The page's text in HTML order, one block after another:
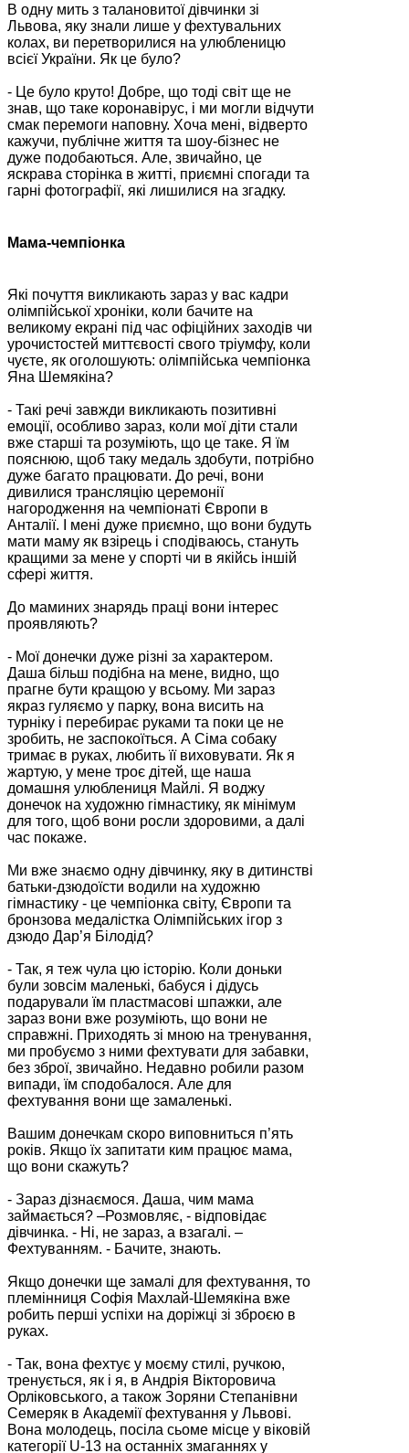
В одну мить з талановитої дівчинки зі
Львова, яку знали лише у фехтувальних
колах, ви перетворилися на улюбленицю
всієї України. Як це було?
- Це було круто! Добре, що тоді світ ще не
знав, що таке коронавірус, і ми могли відчути
смак перемоги наповну. Хоча мені, відверто
кажучи, публічне життя та шоу-бізнес не
дуже подобаються. Але, звичайно, це
яскрава сторінка в житті, приємні спогади та
гарні фотографії, які лишилися на згадку.
Мама-чемпіонка
Які почуття викликають зараз у вас кадри
олімпійської хроніки, коли бачите на
великому екрані під час офіційних заходів чи
урочистостей миттєвості свого тріумфу, коли
чуєте, як оголошують: олімпійська чемпіонка
Яна Шемякіна?
- Такі речі завжди викликають позитивні
емоції, особливо зараз, коли мої діти стали
вже старші та розуміють, що це таке. Я їм
пояснюю, щоб таку медаль здобути, потрібно
дуже багато працювати. До речі, вони
дивилися трансляцію церемонії
нагородження на чемпіонаті Європи в
Анталії. І мені дуже приємно, що вони будуть
мати маму як взірець і сподіваюсь, стануть
кращими за мене у спорті чи в якійсь іншій
сфері життя.
До маминих знарядь праці вони інтерес
проявляють?
- Мої донечки дуже різні за характером.
Даша більш подібна на мене, видно, що
прагне бути кращою у всьому. Ми зараз
якраз гуляємо у парку, вона висить на
турніку і перебирає руками та поки це не
зробить, не заспокоїться. А Сіма собаку
тримає в руках, любить її виховувати. Як я
жартую, у мене троє дітей, ще наша
домашня улюблениця Майлі. Я воджу
донечок на художню гімнастику, як мінімум
для того, щоб вони росли здоровими, а далі
час покаже.
Ми вже знаємо одну дівчинку, яку в дитинстві
батьки-дзюдоїсти водили на художню
гімнастику - це чемпіонка світу, Європи та
бронзова медалістка Олімпійських ігор з
дзюдо Дар’я Білодід?
- Так, я теж чула цю історію. Коли доньки
були зовсім маленькі, бабуся і дідусь
подарували їм пластмасові шпажки, але
зараз вони вже розуміють, що вони не
справжні. Приходять зі мною на тренування,
ми пробуємо з ними фехтувати для забавки,
без зброї, звичайно. Недавно робили разом
випади, їм сподобалося. Але для
фехтування вони ще замаленькі.
Вашим донечкам скоро виповниться п’ять
років. Якщо їх запитати ким працює мама,
що вони скажуть?
- Зараз дізнаємося. Даша, чим мама
займається? –Розмовляє, - відповідає
дівчинка. - Ні, не зараз, а взагалі. –
Фехтуванням. - Бачите, знають.
Якщо донечки ще замалі для фехтування, то
племінниця Софія Махлай-Шемякіна вже
робить перші успіхи на доріжці зі зброєю в
руках.
- Так, вона фехтує у моєму стилі, ручкою,
тренується, як і я, в Андрія Вікторовича
Орліковського, а також Зоряни Степанівни
Семеряк в Академії фехтування у Львові.
Вона молодець, посіла сьоме місце у віковій
категорії U-13 на останніх змаганнях у